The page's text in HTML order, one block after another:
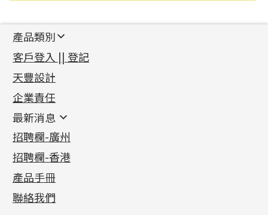
產品類別
新產品
足金系列
足金配件
機織鏈系列
珠仔鏈
镶口链
管狀網鏈
十字車花鏈系列
十字閃O鏈系列
十字錘打鏈系列
側身車花鏈系列
側身鏈系列
首飾配件
耳環類配件
卷迫系列
螺絲迫系列
梅花迫系列
平臺迫系列
綫拍系列
美拍系列
鏈類配件
動感車花吊墜
調節珠系列
生圈扣系列
龍蝦扣系列
鴨俐制系列
其他類配件
珠盤系列
袖口鈕系列
焊片及鐳射綫
空心車花管
珠類配件
無孔光身珠
空心光身珠
無孔批花珠
鑲口類
四爪頭系列
六爪頭系列
車花片
動感車花片
鑲口戒指
鑲口手鏈系列
首飾系列
手镯系列
戒指系列
空心耳環
空心车花管首饰链
空心手鐲系列
貴金屬原料
千足金
記憶金屬系列
記憶戒指
拉簧珠珠手鏈
記憶鈦手鐲
客戶登入 || 登記
天豐設計
企業責任
最新消息
最新消息
各項證書(2)
相片集(9)
展覽會資訊
最新產品資訊
招聘欄-廣州
招聘欄-香港
產品手冊
聯絡我們